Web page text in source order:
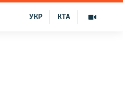
КТА
УКР